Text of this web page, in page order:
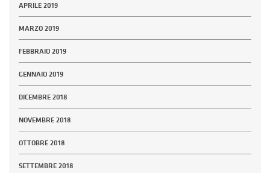
APRILE 2019
MARZO 2019
FEBBRAIO 2019
GENNAIO 2019
DICEMBRE 2018
NOVEMBRE 2018
OTTOBRE 2018
SETTEMBRE 2018